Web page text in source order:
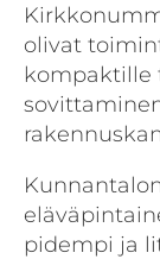
olivat
kompaktille
pidempi ja